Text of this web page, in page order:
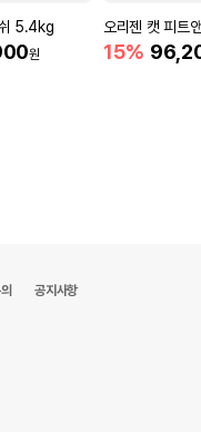
5.4kg
원
오리젠 캣 피트
15%
공지사항